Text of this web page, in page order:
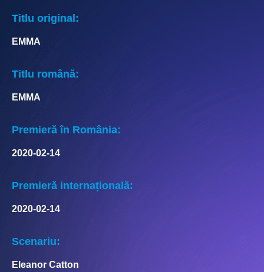
Titlu original:
EMMA
Titlu română:
EMMA
Premieră în România:
2020-02-14
Premieră internațională:
2020-02-14
Scenariu:
Eleanor Catton